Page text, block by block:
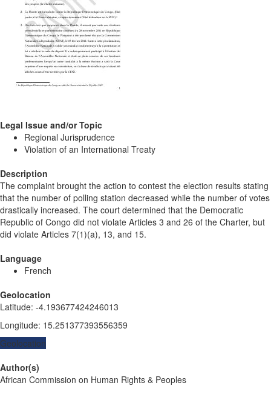
Legal Issue and/or Topic
Regional Jurisprudence
Violation of an International Treaty
Description
The complaint brought the action to contest the election results stating
that the number of polling station decreased while the number of votes
drastically increased. The court determined that the Democratic
Republic of Congo did not violate Articles 3 and 26 of the Charter, but
did violate Articles 7(1)(a), 13, and 15.
Language
French
Geolocation
Latitude: -4.193677424246013
Longitude: 15.251377393556359
Geolocation
Author(s)
African Commission on Human Rights & Peoples